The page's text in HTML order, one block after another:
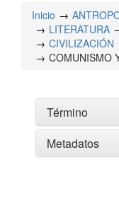
Inicio
LITERATURA
CIVILIZACIÓN
COMUNISMO
Término
Metadatos